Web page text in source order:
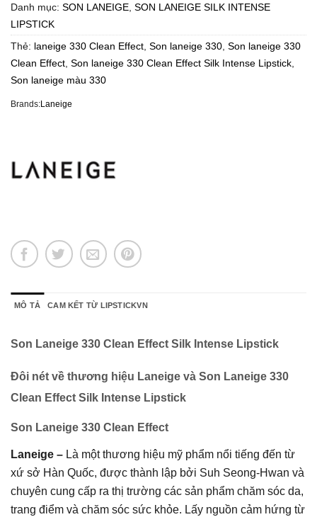
Danh mục: SON LANEIGE SON LANEIGE SILK INTENSE
LIPSTICK
Thẻ: laneige 330 Clean Effect Son laneige 330 Son laneige 330
Clean Effect Son laneige 330 Clean Effect Silk Intense Lipstick
Son laneige màu 330
Brands:Laneige
MÔ TẢ CAM KẾT TỪ LIPSTICKVN
Son Laneige 330 Clean Effect Silk Intense Lipstick
Đôi nét về thương hiệu Laneige và Son Laneige 330
Clean Effect Silk Intense Lipstick
Son Laneige 330 Clean Effect
Laneige – Là một thương hiệu mỹ phẩm nổi tiếng đến từ
xứ sở Hàn Quốc, được thành lập bởi Suh Seong-Hwan và
chuyên cung cấp ra thị trường các sản phẩm chăm sóc da,
trang điểm và chăm sóc sức khỏe. Lấy nguồn cảm hứng từ